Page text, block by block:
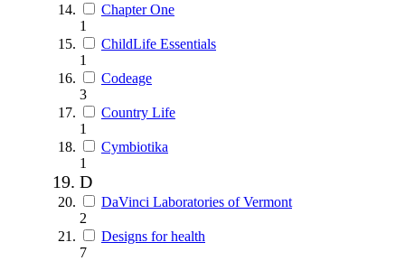
Chapter One
1
ChildLife Essentials
1
Codeage
3
Country Life
1
Cymbiotika
1
D
DaVinci Laboratories of Vermont
2
Designs for health
7